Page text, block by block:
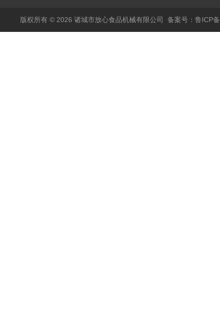
版权所有 © 2026 诸城市放心食品机械有限公司 备案号：鲁ICP